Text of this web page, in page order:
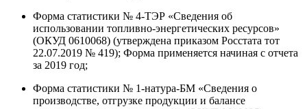
Форма статистики № 4-ТЭР «Сведения об
использовании топливно-энергетических ресурсов»
(ОКУД 0610068) (утверждена приказом Росстата тот
22.07.2019 № 419); Форма применяется начиная с отчета
за 2019 год;
Форма статистики № 1-натура-БМ «Сведения о
производстве, отгрузке продукции и балансе